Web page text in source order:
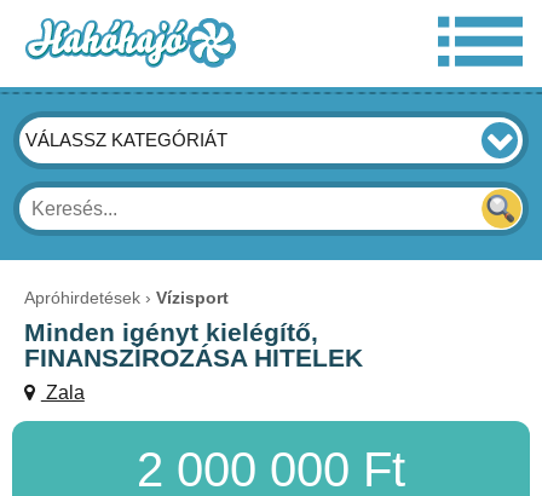
VÁLASSZ KATEGÓRIÁT
Apróhirdetések Vízisport
Minden igényt kielégítő,
FINANSZÍROZÁSA HITELEK
Zala
2 000 000 Ft